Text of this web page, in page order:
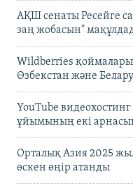
АҚШ сенаты Ресейге
заң жобасын"
Wildberries
Өзбекстан және
YouTube
ұйымының екі
Орталық Азия 2025
өскен өңір атанды